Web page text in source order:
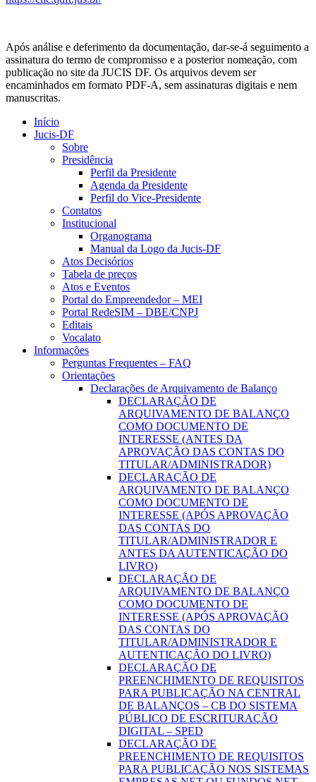
Após análise e deferimento da documentação, dar-se-á seguimento a
assinatura do termo de compromisso e a posterior nomeação, com
publicação no site da JUCIS DF. Os arquivos devem ser
encaminhados em formato PDF-A, sem assinaturas digitais e nem
manuscritas.
Início
Jucis-DF
Sobre
Presidência
Perfil da Presidente
Agenda da Presidente
Perfil do Vice-Presidente
Contatos
Institucional
Organograma
Manual da Logo da Jucis-DF
Atos Decisórios
Tabela de preços
Atos e Eventos
Portal do Empreendedor – MEI
Portal RedeSIM – DBE/CNPJ
Editais
Vocalato
Informações
Perguntas Frequentes – FAQ
Orientações
Declarações de Arquivamento de Balanço
DECLARAÇÃO DE
ARQUIVAMENTO DE BALANÇO
COMO DOCUMENTO DE
INTERESSE (ANTES DA
APROVAÇÃO DAS CONTAS DO
TITULAR/ADMINISTRADOR)
DECLARAÇÃO DE
ARQUIVAMENTO DE BALANÇO
COMO DOCUMENTO DE
INTERESSE (APÓS APROVAÇÃO
DAS CONTAS DO
TITULAR/ADMINISTRADOR E
ANTES DA AUTENTICAÇÃO DO
LIVRO)
DECLARAÇÃO DE
ARQUIVAMENTO DE BALANÇO
COMO DOCUMENTO DE
INTERESSE (APÓS APROVAÇÃO
DAS CONTAS DO
TITULAR/ADMINISTRADOR E
AUTENTICAÇÃO DO LIVRO)
DECLARAÇÃO DE
PREENCHIMENTO DE REQUISITOS
PARA PUBLICAÇÃO NA CENTRAL
DE BALANÇOS – CB DO SISTEMA
PÚBLICO DE ESCRITURAÇÃO
DIGITAL – SPED
DECLARAÇÃO DE
PREENCHIMENTO DE REQUISITOS
PARA PUBLICAÇÃO NOS SISTEMAS